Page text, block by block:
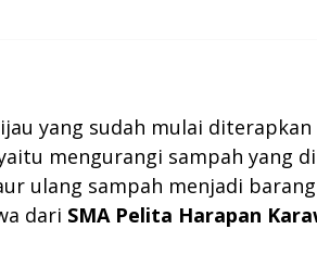
yang sudah mulai
mengurangi sampah yang
ulang sampah menjadi
dari SMA Pelita Harapan